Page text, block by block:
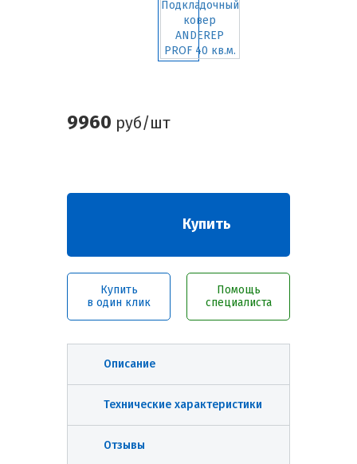
9960 руб/шт
Купить
Купить
в один клик
Помощь
специалиста
Описание
Технические характеристики
Отзывы